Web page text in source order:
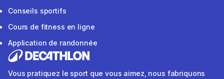
Conseils sportifs
Cours de fitness en ligne
Application de randonnée
Vous pratiquez le sport que vous aimez, nous fabriquons